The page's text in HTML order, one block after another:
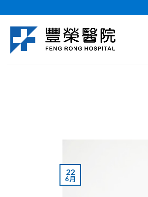
to
content
22
6 月